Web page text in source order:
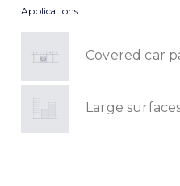
Applications
Covered car
Large